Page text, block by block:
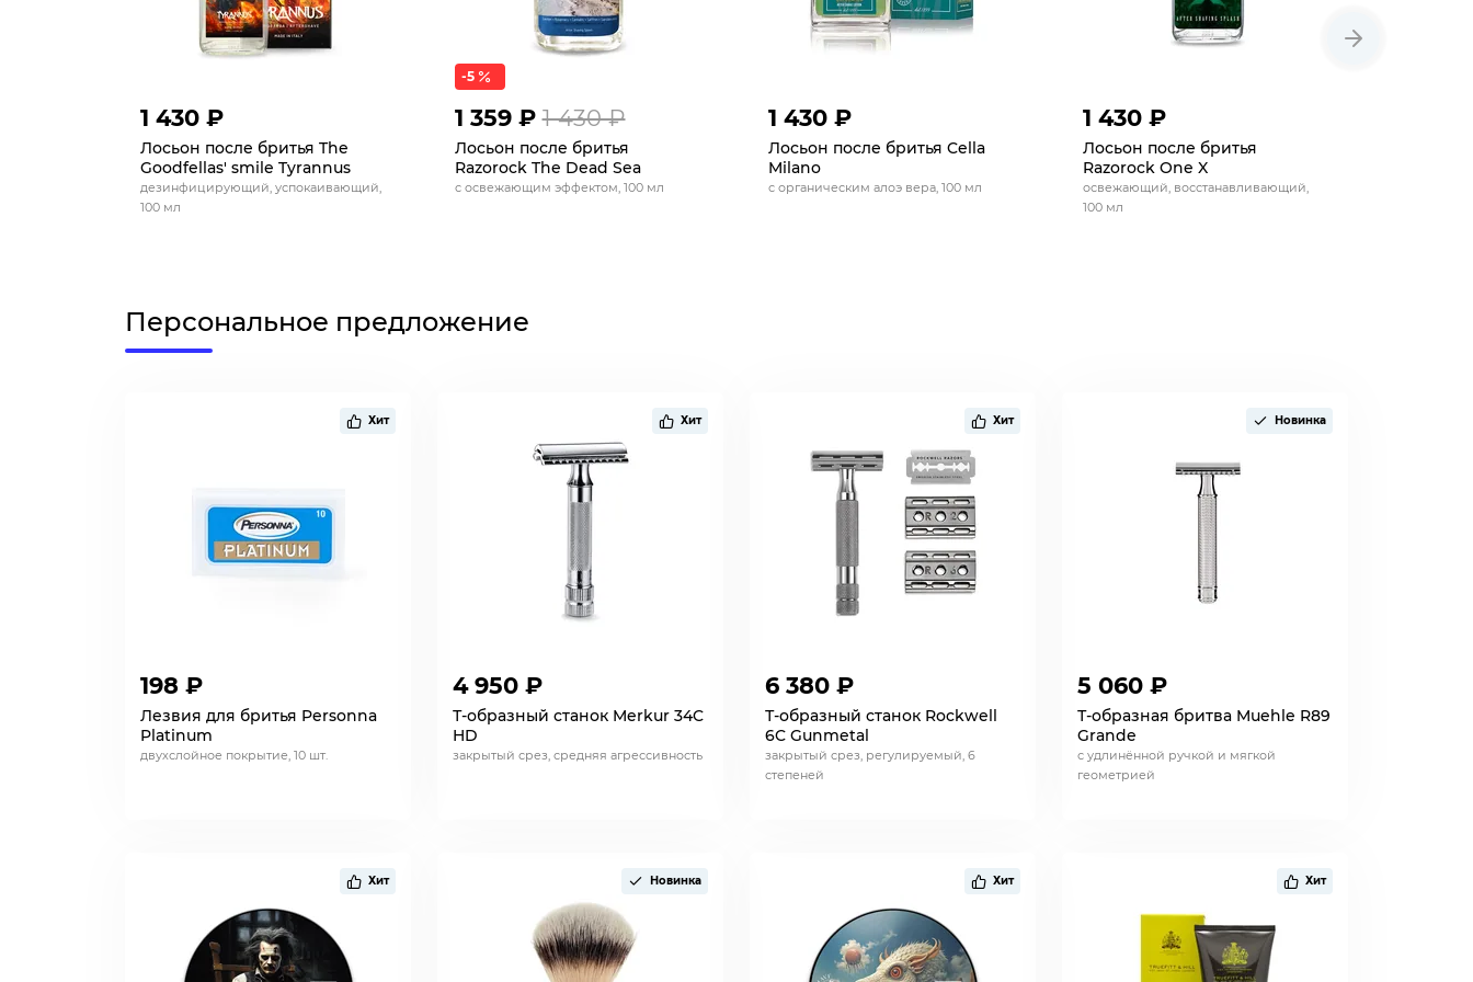
1 430 ₽
Лосьон после бритья The
Goodfellas' smile Tyrannus
дезинфицирующий, успокаивающий,
100 мл
-5
1 359 ₽ 1 430 ₽
Лосьон после бритья
Razorock The Dead Sea
с освежающим эффектом, 100 мл
1 430 ₽
Лосьон после бритья Cella
Milano
с органическим алоэ вера, 100 мл
1 430 ₽
Лосьон после бритья
Razorock One X
освежающий, восстанавливающий,
100 мл
Персональное предложение
Хит
198 ₽
Лезвия для бритья Personna
Platinum
двухслойное покрытие, 10 шт.
Хит
4 950 ₽
Т-образный станок Merkur 34C
HD
закрытый срез, средняя агрессивность
Хит
6 380 ₽
Т-образный станок Rockwell
6C Gunmetal
закрытый срез, регулируемый, 6
степеней
Новинка
5 060 ₽
Т-образная бритва Muehle R89
Grande
с удлинённой ручкой и мягкой
геометрией
Хит Новинка Хит Хит